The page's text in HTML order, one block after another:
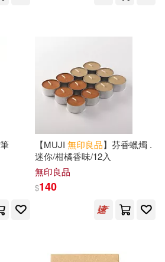
【MUJI 無印良品】芬香蠟燭 .
迷你/柑橘香味/12入
無印良品
$140